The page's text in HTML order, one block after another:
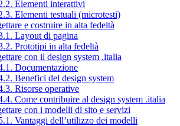
Elementi interattivi
Elementi testuali (microtesti)
e costruire in alta fedeltà
Layout di pagina
Prototipi in alta fedeltà
con il design system .italia
Documentazione
Benefici del design system
Risorse operative
Come contribuire al design system .italia
con i modelli di sito e servizi
Vantaggi dell’utilizzo dei modelli